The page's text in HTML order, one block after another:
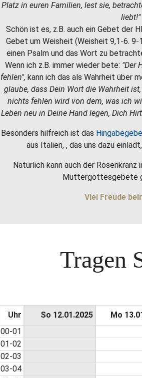
Platz in euren Familien, lest sie,
liebt!"
Schön ist es, z.B. auch ein Gebet der
Gebet um Weisheit (Weisheit 9,1-6.
einen Psalm und das Wort zu
Wenn ich z.B. immer wieder bete: "Der
fehlen", kann ich das als Wahrheit über
glaube, dass Dein Wort die Wahrheit
nichts fehlen wird von dem, was ich
Leben neu in Deine Hand legen, Dich
Besonders hilfreich ist das
aus Italien, , das uns dazu
Natürlich kann auch der Rosenkranz
Muttergottesgebete
Viel Freude
Tragen
Uhr
00-01
01-02
02-03
03-04
So 12.01.2025 Mo